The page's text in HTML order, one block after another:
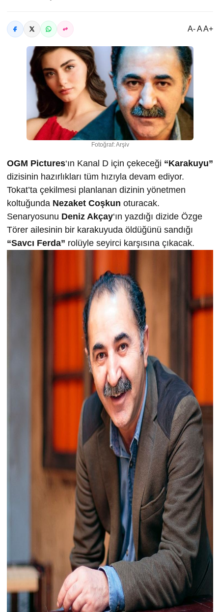
A- A A+
Fotoğraf: Arşiv
OGM Pictures‘ın Kanal D için çekeceği “Karakuyu”
dizisinin hazırlıkları tüm hızıyla devam ediyor.
Tokat’ta çekilmesi planlanan dizinin yönetmen
koltuğunda Nezaket Coşkun oturacak.
Senaryosunu Deniz Akçay‘ın yazdığı dizide Özge
Törer ailesinin bir karakuyuda öldüğünü sandığı
“Savcı Ferda” rolüyle seyirci karşısına çıkacak.